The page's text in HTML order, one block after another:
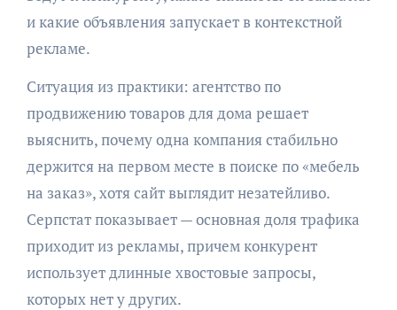
и какие объявления запускает в контекстной
рекламе.
Ситуация из практики: агентство по
продвижению товаров для дома решает
выяснить, почему одна компания стабильно
держится на первом месте в поиске по «мебель
на заказ», хотя сайт выглядит незатейливо.
Серпстат показывает — основная доля трафика
приходит из рекламы, причем конкурент
использует длинные хвостовые запросы,
которых нет у других.